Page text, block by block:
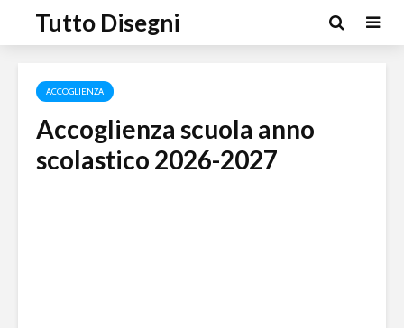
Tutto Disegni
ACCOGLIENZA
Accoglienza scuola anno
scolastico 2026-2027